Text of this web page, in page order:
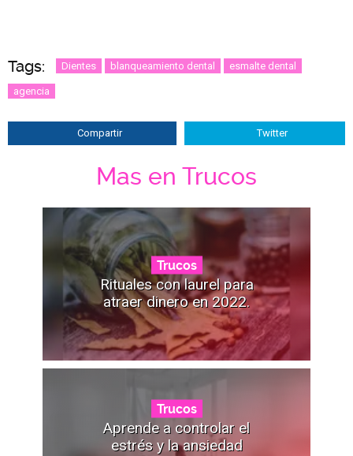
Tags: Dientes blanqueamiento dental esmalte dental
agencia
Compartir Twitter
Mas en Trucos
Trucos
Rituales con laurel para
atraer dinero en 2022.
Trucos
Aprende a controlar el
estrés y la ansiedad